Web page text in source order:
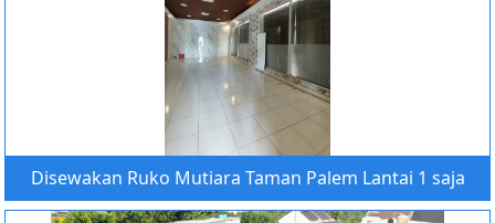
Disewakan Ruko Mutiara Taman Palem Lantai 1 saja